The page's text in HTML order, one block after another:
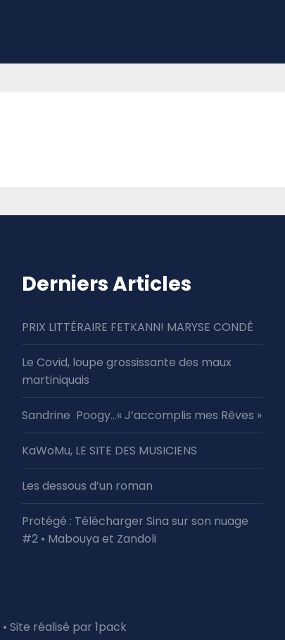
Derniers Articles
PRIX LITTÉRAIRE FETKANN! MARYSE CONDÉ
Le Covid, loupe grossissante des maux
martiniquais
Sandrine Poogy…« J’accomplis mes Rêves »
KaWoMu, LE SITE DES MUSICIENS
Les dessous d’un roman
Protégé : Télécharger Sina sur son nuage
#2 • Mabouya et Zandoli
• Site réalisé par 1pack